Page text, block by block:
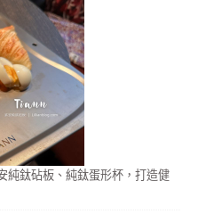
純鈦砧板、純鈦蛋形杯，打造健